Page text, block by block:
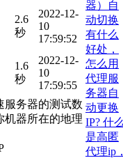
2.6
秒
2022-12-
10
17:59:52
1.6
秒
2022-12-
10
17:59:55
服务器的测试数
机器所在的地理
器）自
动切换
有什么
好处，
怎么用
代理服
务器自
动更换
IP? 什
是高匿
代理ip